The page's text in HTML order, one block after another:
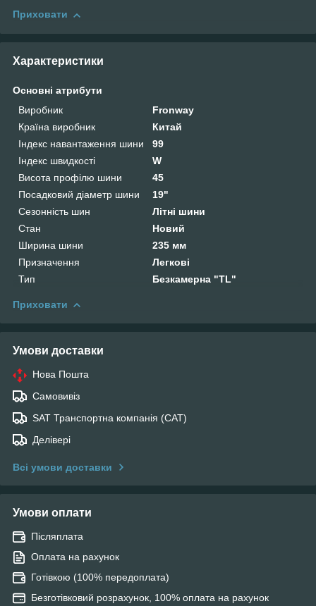
Приховати
Характеристики
Основні атрибути
Виробник
Fronway
Країна виробник
Китай
Індекс навантаження шини
99
Індекс швидкості
W
Висота профілю шини
45
Посадковий діаметр шини
19"
Сезонність шин
Літні шини
Стан
Новий
Ширина шини
235 мм
Призначення
Легкові
Тип
Безкамерна "TL"
Приховати
Умови доставки
Нова Пошта
Самовивіз
SAT Транспортна компанія (САТ)
Делівері
Всі умови доставки
Умови оплати
Післяплата
Оплата на рахунок
Готівкою (100% передоплата)
Безготівковий розрахунок, 100% оплата на рахунок